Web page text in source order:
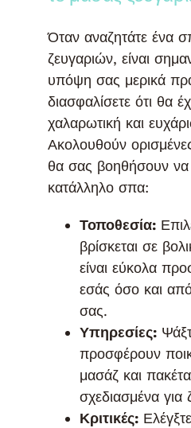
Όταν αναζητάτε ένα
ζευγαριών, είναι
υπόψη σας μερικά
διασφαλίσετε ότι θα
χαλαρωτική και
Ακολουθούν
θα σας βοηθήσουν να
κατάλληλο σπα:
Τοποθεσία:
βρίσκεται σε
είναι εύκολα
εσάς όσο και
σας.
Υπηρεσίες:
προσφέρουν
μασάζ και πακέτα
σχεδιασμένα για
Κριτικές:Ελέγξτε